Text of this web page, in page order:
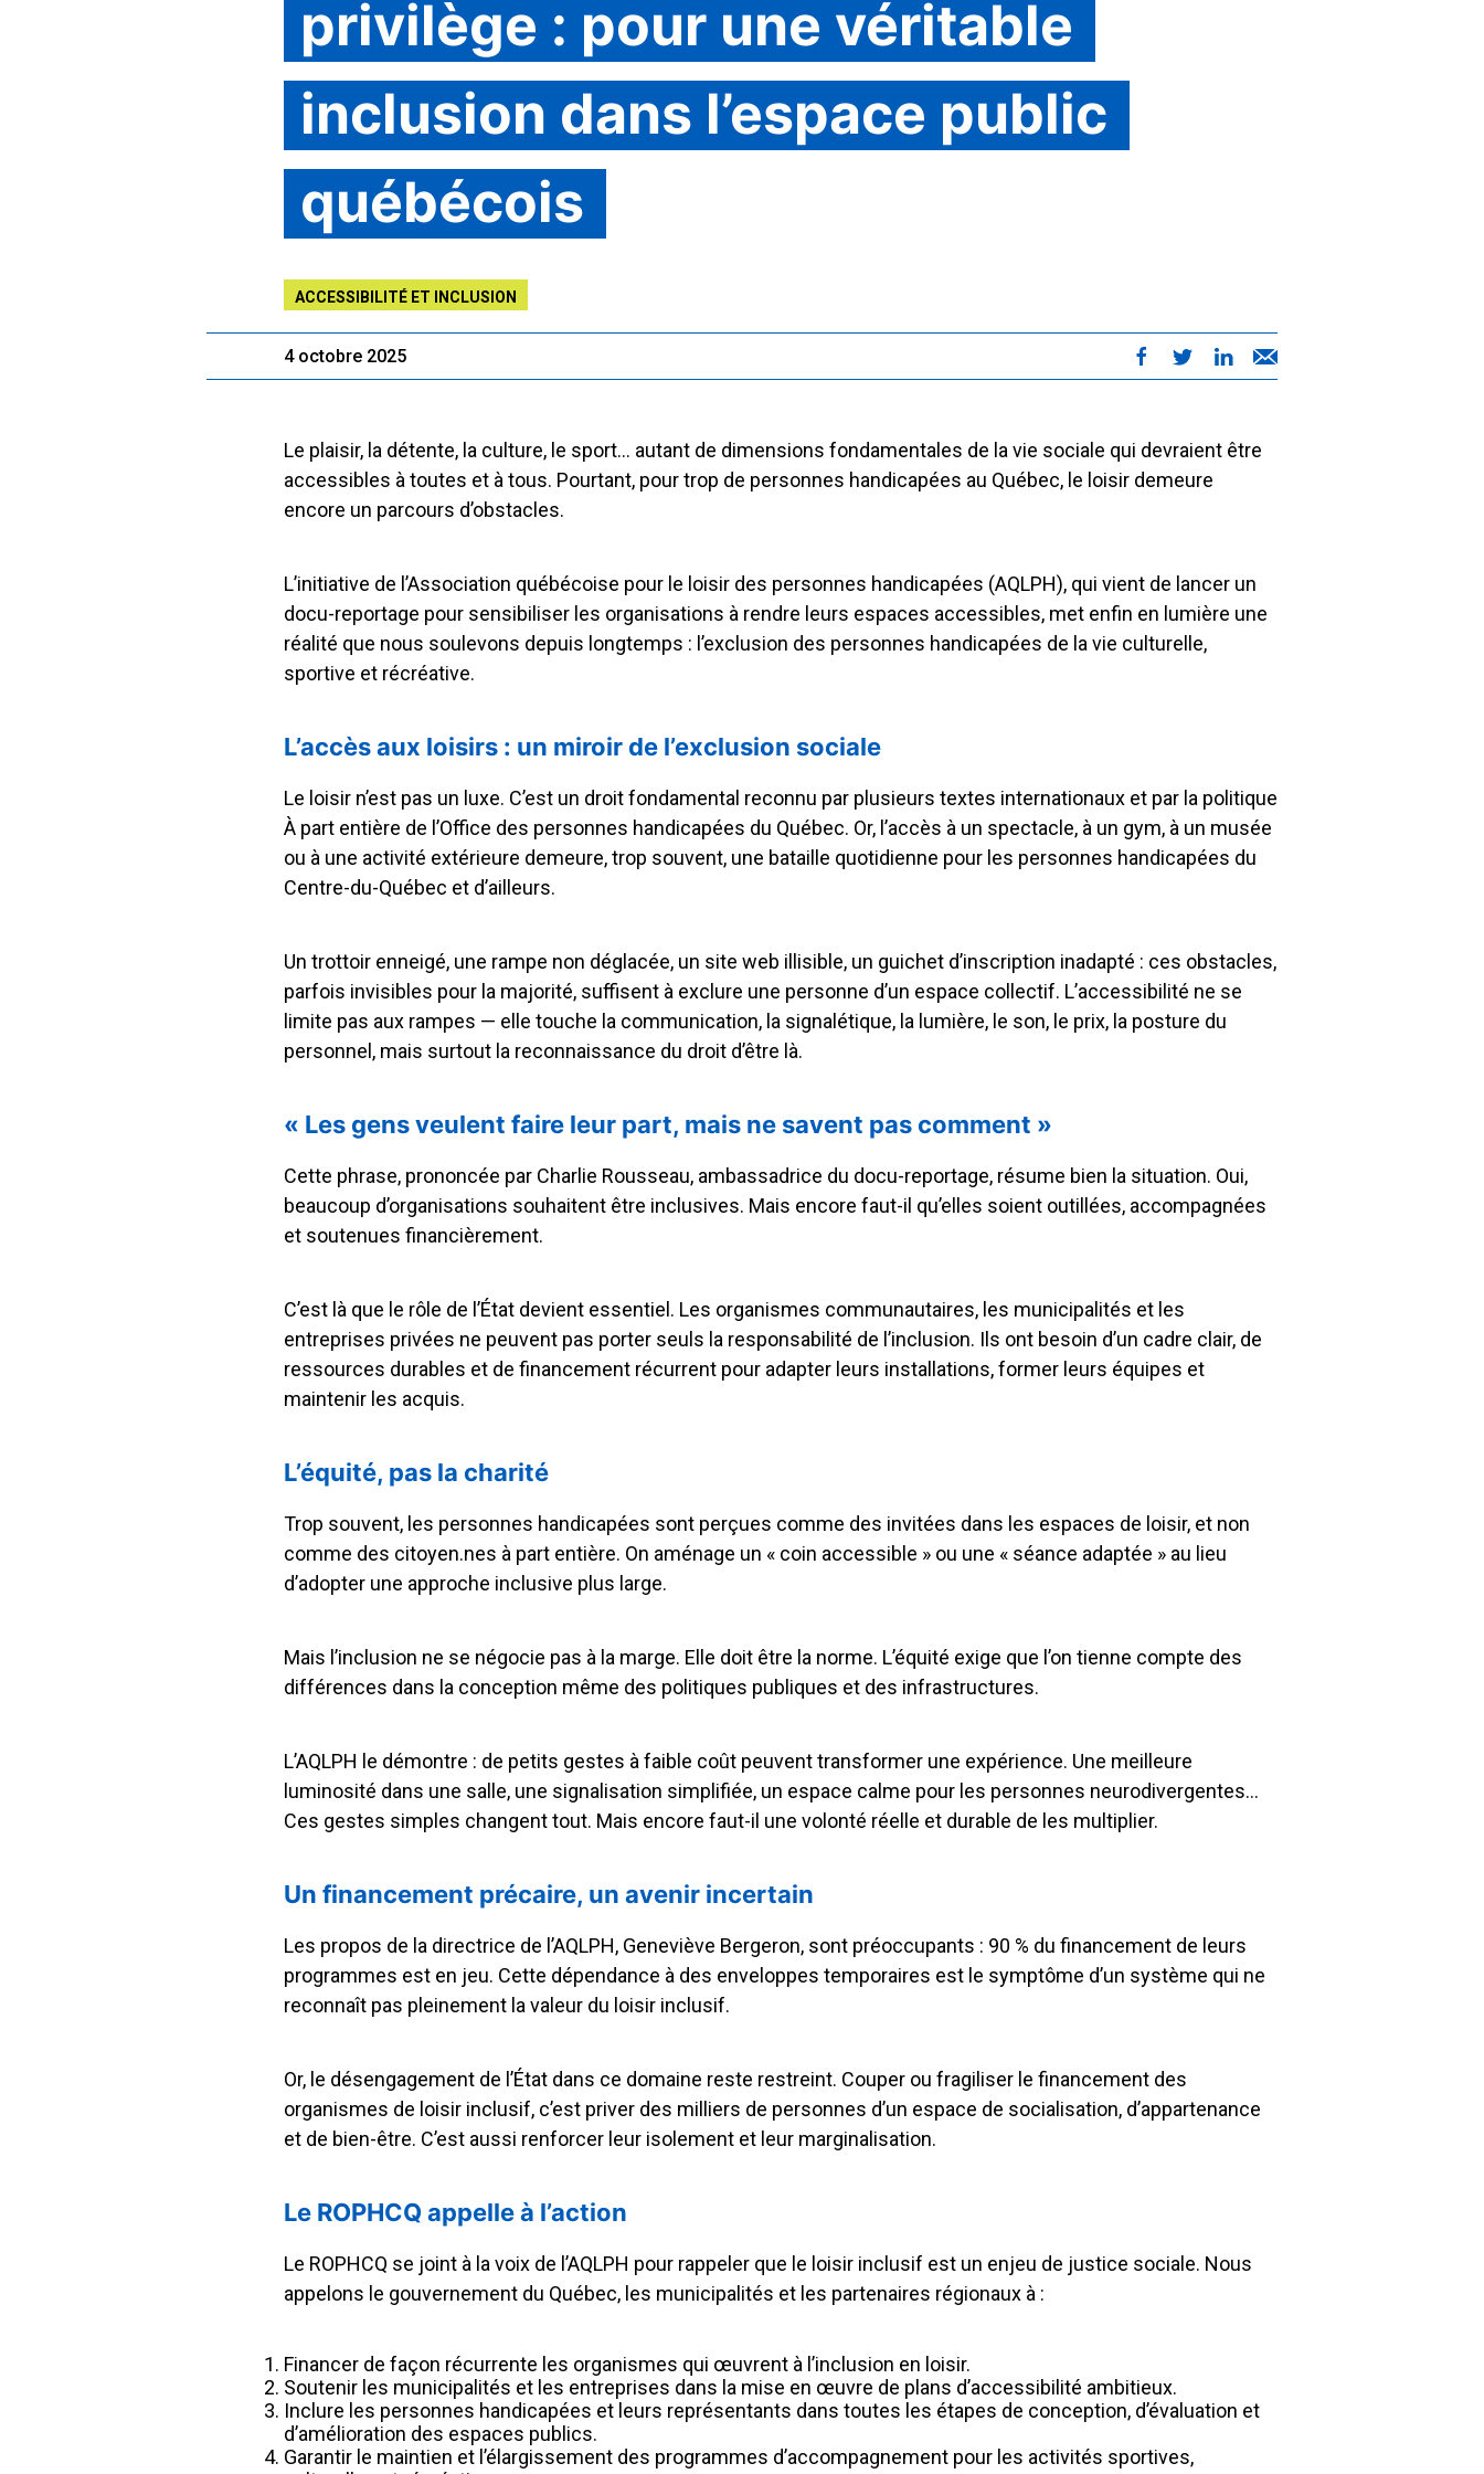
privilège : pour une véritable
inclusion dans l’espace public
québécois
ACCESSIBILITÉ ET INCLUSION
4 octobre 2025
Le plaisir, la détente, la culture, le sport… autant de dimensions fondamentales de la vie sociale qui devraient être
accessibles à toutes et à tous. Pourtant, pour trop de personnes handicapées au Québec, le loisir demeure
encore un parcours d’obstacles.
L’initiative de l’Association québécoise pour le loisir des personnes handicapées (AQLPH), qui vient de lancer un
docu-reportage pour sensibiliser les organisations à rendre leurs espaces accessibles, met enfin en lumière une
réalité que nous soulevons depuis longtemps : l’exclusion des personnes handicapées de la vie culturelle,
sportive et récréative.
L’accès aux loisirs : un miroir de l’exclusion sociale
Le loisir n’est pas un luxe. C’est un droit fondamental reconnu par plusieurs textes internationaux et par la politique
À part entière de l’Office des personnes handicapées du Québec. Or, l’accès à un spectacle, à un gym, à un musée
ou à une activité extérieure demeure, trop souvent, une bataille quotidienne pour les personnes handicapées du
Centre-du-Québec et d’ailleurs.
Un trottoir enneigé, une rampe non déglacée, un site web illisible, un guichet d’inscription inadapté : ces obstacles,
parfois invisibles pour la majorité, suffisent à exclure une personne d’un espace collectif. L’accessibilité ne se
limite pas aux rampes — elle touche la communication, la signalétique, la lumière, le son, le prix, la posture du
personnel, mais surtout la reconnaissance du droit d’être là.
« Les gens veulent faire leur part, mais ne savent pas comment »
Cette phrase, prononcée par Charlie Rousseau, ambassadrice du docu-reportage, résume bien la situation. Oui,
beaucoup d’organisations souhaitent être inclusives. Mais encore faut-il qu’elles soient outillées, accompagnées
et soutenues financièrement.
C’est là que le rôle de l’État devient essentiel. Les organismes communautaires, les municipalités et les
entreprises privées ne peuvent pas porter seuls la responsabilité de l’inclusion. Ils ont besoin d’un cadre clair, de
ressources durables et de financement récurrent pour adapter leurs installations, former leurs équipes et
maintenir les acquis.
L’équité, pas la charité
Trop souvent, les personnes handicapées sont perçues comme des invitées dans les espaces de loisir, et non
comme des citoyen.nes à part entière. On aménage un « coin accessible » ou une « séance adaptée » au lieu
d’adopter une approche inclusive plus large.
Mais l’inclusion ne se négocie pas à la marge. Elle doit être la norme. L’équité exige que l’on tienne compte des
différences dans la conception même des politiques publiques et des infrastructures.
L’AQLPH le démontre : de petits gestes à faible coût peuvent transformer une expérience. Une meilleure
luminosité dans une salle, une signalisation simplifiée, un espace calme pour les personnes neurodivergentes…
Ces gestes simples changent tout. Mais encore faut-il une volonté réelle et durable de les multiplier.
Un financement précaire, un avenir incertain
Les propos de la directrice de l’AQLPH, Geneviève Bergeron, sont préoccupants : 90 % du financement de leurs
programmes est en jeu. Cette dépendance à des enveloppes temporaires est le symptôme d’un système qui ne
reconnaît pas pleinement la valeur du loisir inclusif.
Or, le désengagement de l’État dans ce domaine reste restreint. Couper ou fragiliser le financement des
organismes de loisir inclusif, c’est priver des milliers de personnes d’un espace de socialisation, d’appartenance
et de bien-être. C’est aussi renforcer leur isolement et leur marginalisation.
Le ROPHCQ appelle à l’action
Le ROPHCQ se joint à la voix de l’AQLPH pour rappeler que le loisir inclusif est un enjeu de justice sociale. Nous
appelons le gouvernement du Québec, les municipalités et les partenaires régionaux à :
Financer de façon récurrente les organismes qui œuvrent à l’inclusion en loisir.
Soutenir les municipalités et les entreprises dans la mise en œuvre de plans d’accessibilité ambitieux.
Inclure les personnes handicapées et leurs représentants dans toutes les étapes de conception, d’évaluation et
d’amélioration des espaces publics.
Garantir le maintien et l’élargissement des programmes d’accompagnement pour les activités sportives,